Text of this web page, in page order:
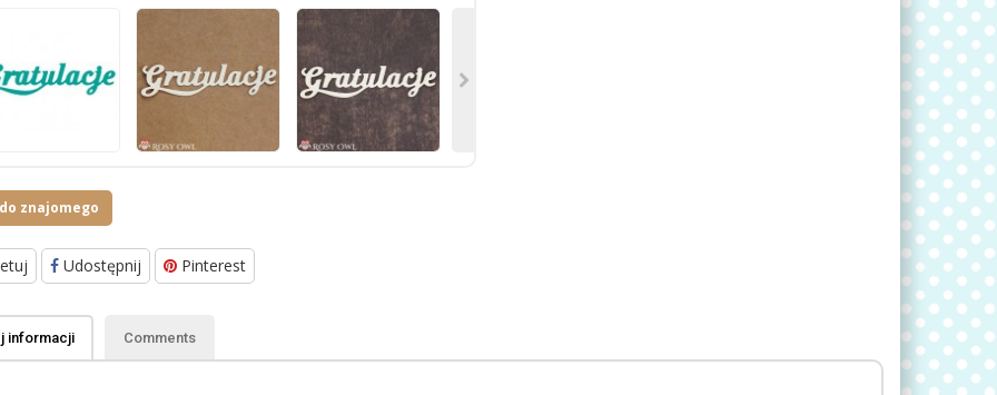
znajomego
Udostępnij Pinterest
informacji Comments